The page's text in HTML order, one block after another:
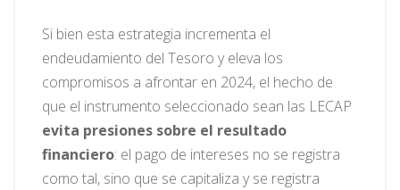
Si bien esta estrategia incrementa el
endeudamiento del Tesoro y eleva los
compromisos a afrontar en 2024, el hecho de
que el instrumento seleccionado sean las LECAP
evita presiones sobre el resultado
financiero: el pago de intereses no se registra
como tal, sino que se capitaliza y se registra